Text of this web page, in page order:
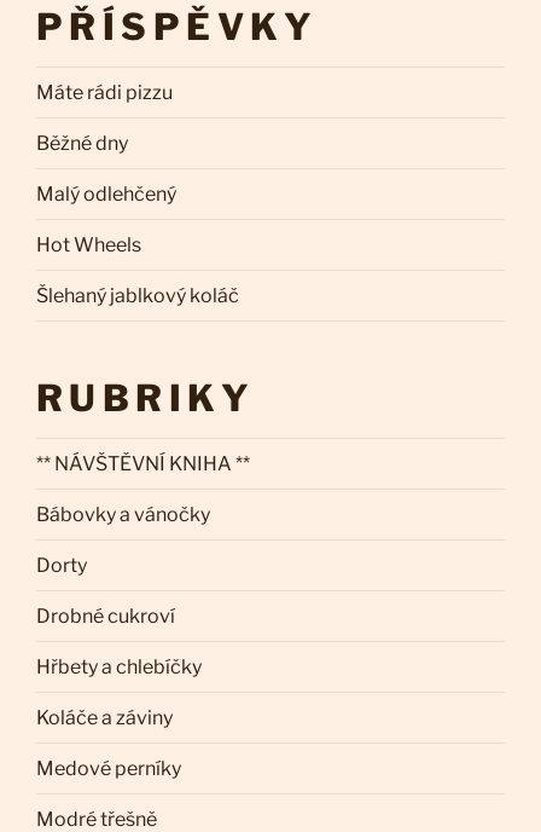
PŘÍSPĚVKY
Máte rádi pizzu
Běžné dny
Malý odlehčený
Hot Wheels
Šlehaný jablkový koláč
RUBRIKY
** NÁVŠTĚVNÍ KNIHA **
Bábovky a vánočky
Dorty
Drobné cukroví
Hřbety a chlebíčky
Koláče a záviny
Medové perníky
Modré třešně